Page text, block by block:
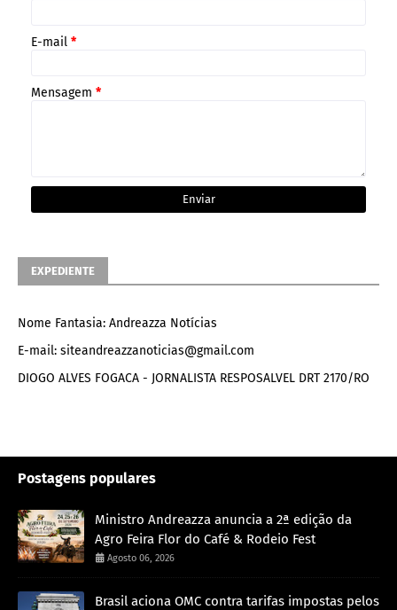
E-mail *
Mensagem *
EXPEDIENTE
Nome Fantasia: Andreazza Notícias
E-mail: siteandreazzanoticias@gmail.com
DIOGO ALVES FOGACA - JORNALISTA RESPOSALVEL DRT 2170/RO
Postagens populares
Ministro Andreazza anuncia a 2ª edição da
Agro Feira Flor do Café & Rodeio Fest
Agosto 06, 2026
Brasil aciona OMC contra tarifas impostas pelos